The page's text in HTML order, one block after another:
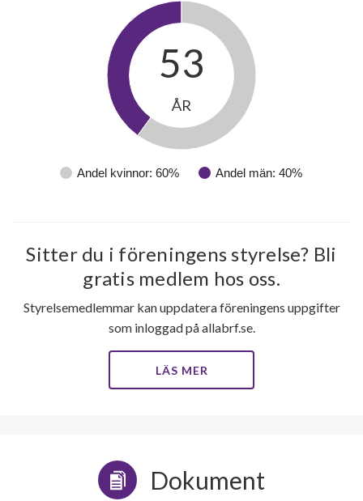
Andel kvinnor: 60% Andel män: 40%
53
ÅR
Sitter du i föreningens styrelse? Bli
gratis medlem hos oss.
Styrelsemedlemmar kan uppdatera föreningens uppgifter
som inloggad på allabrf.se.
LÄS MER
Dokument